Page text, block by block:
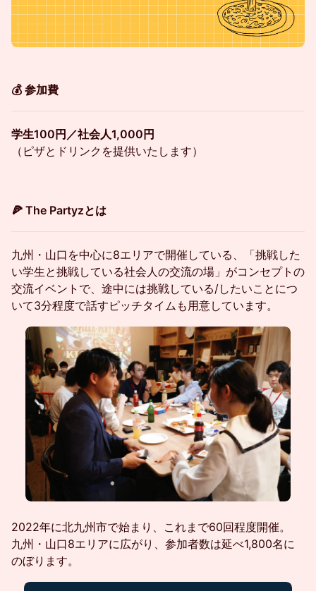
💰 参加費
学生100円／社会人1,000円
（ピザとドリンクを提供いたします）
🍕 The Partyzとは
九州・山口を中心に8エリアで開催している、「挑戦した
い学生と挑戦している社会人の交流の場」がコンセプトの
交流イベントで、途中には挑戦している/したいことにつ
いて3分程度で話すピッチタイムも用意しています。
2022年に北九州市で始まり、これまで60回程度開催。
九州・山口8エリアに広がり、参加者数は延べ1,800名に
のぼります。